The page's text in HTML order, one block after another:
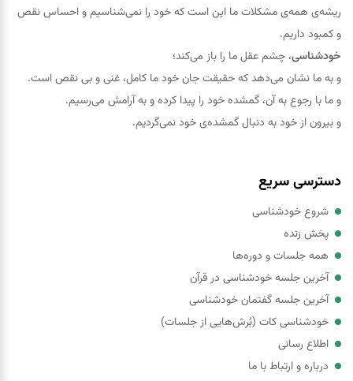
ریشه‌ی همه‌ی مشکلات ما این است که خود را نمی‌شناسیم و احساس نقص
و کمبود داریم.
خودشناسی، چشم عقل ما را باز می‌کند؛
و به ما نشان می‌دهد که حقيقت جان خود ما کامل، غنی و بی نقص است.
و ما با رجوع به آن، گمشده خود را پيدا کرده و به آرامش می‌رسیم.
و بیرون از خود به دنبال گمشده‌ی خود نمی‌گردیم.
دسترسی سریع
شروع خودشناسی
پخش زنده
همه جلسات و دوره‌ها
آخرین جلسه خودشناسی در قرآن
آخرین جلسه گفتمان خودشناسی
خودشناسی کات (بُرش‌هایی از جلسات)
اطلاع رسانی
درباره و ارتباط با ما